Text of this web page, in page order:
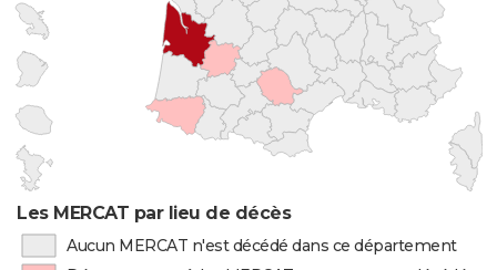
Les MERCAT par lieu de décès
Aucun MERCAT n'est décédé dans ce département